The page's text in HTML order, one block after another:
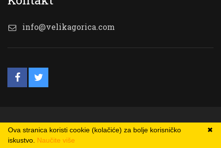
info@velikagorica.com
© VG Online ✖
Ova stranica koristi cookie (kolačiće) za bolje korisničko
iskustvo. Naučite više